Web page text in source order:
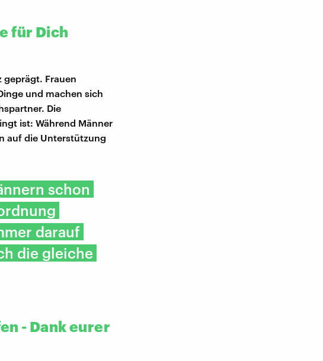
für Dich
geprägt. Frauen
und machen sich
Die
ist: Während Männer
auf die Unterstützung
schon
darauf
die gleiche
- Dank eurer